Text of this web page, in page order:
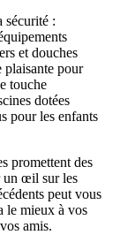
sécurité :
et douches
plaisante pour
touche
dotées
pour les enfants
promettent des
un œil sur les
peut vous
le mieux à vos
amis.